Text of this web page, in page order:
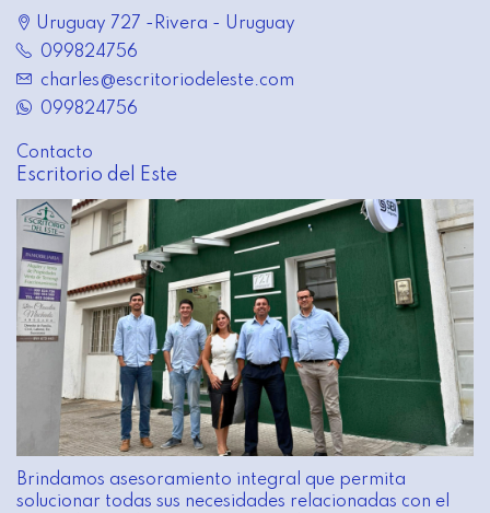
Uruguay 727 -Rivera - Uruguay
099824756
charles@escritoriodeleste.com
099824756
Contacto
Escritorio del Este
Brindamos asesoramiento integral que permita
solucionar todas sus necesidades relacionadas con el